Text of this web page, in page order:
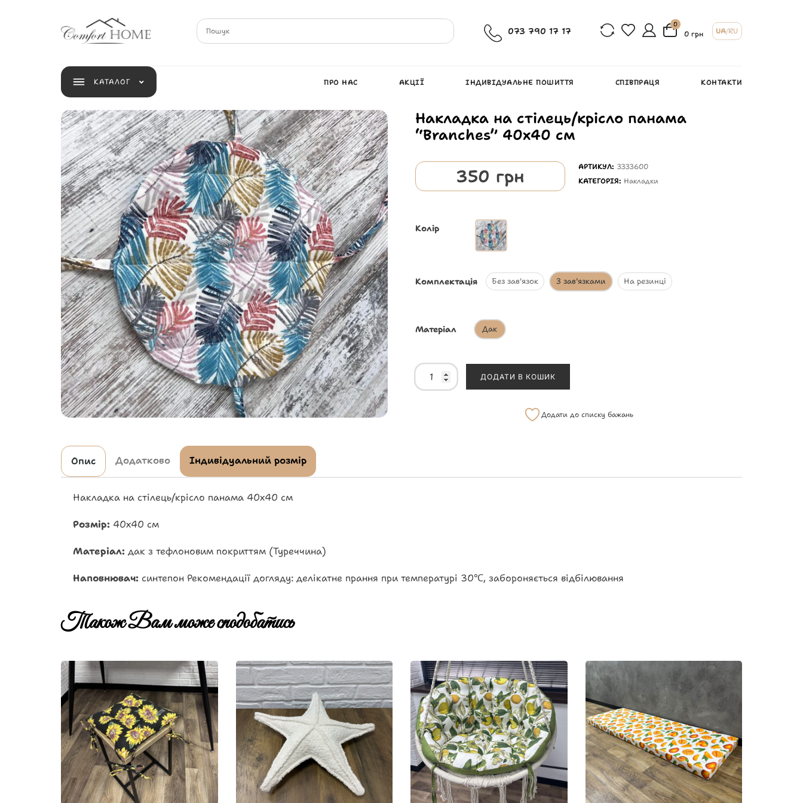
073 790 17 17
0
0 грн UA/RU
КАТАЛОГ ПРО НАС АКЦІЇ ІНДИВІДУАЛЬНЕ ПОШИТТЯ СПІВПРАЦЯ КОНТАКТИ
Накладка на стілець/крісло панама
“Branches” 40х40 см
350 грн АРТИКУЛ: 3333600
КАТЕГОРІЯ: Накладки
Колір
Комплектація Без зав'язок З зав'язками На резинці
Матеріал Дак
ДОДАТИ В КОШИК
Додати до списку бажань
Опис Додатково Індивідуальний розмір
Накладка на стілець/крісло панама 40х40 см
Розмір: 40х40 см
Матеріал: дак з тефлоновим покриттям (Туреччина)
Наповнювач: синтепон Рекомендації догляду: делікатне прання при температурі 30℃, забороняється відбілювання
Також Вам може сподобатись